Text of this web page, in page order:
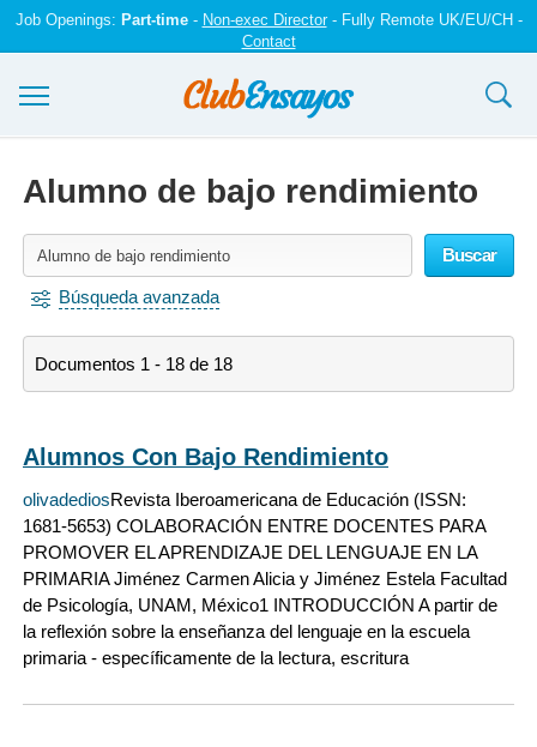
Job Openings: Part-time- Non-exec Director- Fully Remote UK/EU/CH -
Contact
Iniciar sesión
Alumno de bajo rendimiento
Buscar
Búsqueda avanzada
Documentos 1 - 18 de 18
Alumnos Con Bajo Rendimiento
olivadediosRevista Iberoamericana de Educación (ISSN:
1681-5653) COLABORACIÓN ENTRE DOCENTES PARA
PROMOVER EL APRENDIZAJE DEL LENGUAJE EN LA
PRIMARIA Jiménez Carmen Alicia y Jiménez Estela Facultad
de Psicología, UNAM, México1 INTRODUCCIÓN A partir de
la reflexión sobre la enseñanza del lenguaje en la escuela
primaria - específicamente de la lectura, escritura